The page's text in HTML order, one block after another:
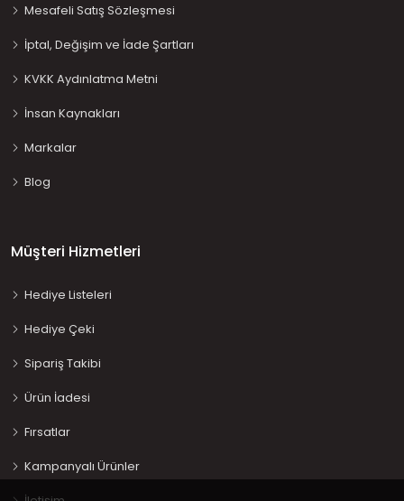
Mesafeli Satış Sözleşmesi
İptal, Değişim ve İade Şartları
KVKK Aydınlatma Metni
İnsan Kaynakları
Markalar
Blog
Müşteri Hizmetleri
Hediye Listeleri
Hediye Çeki
Sipariş Takibi
Ürün İadesi
Fırsatlar
Kampanyalı Ürünler